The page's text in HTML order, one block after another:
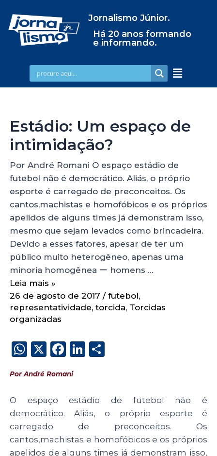
Jornalismo Júnior.
Há 20 anos formando
e informando.
Estádio: Um espaço de
intimidação?
Por André Romani O espaço estádio de
futebol não é democrático. Aliás, o próprio
esporte é carregado de preconceitos. Os
cantos,machistas e homofóbicos e os próprios
apelidos de alguns times já demonstram isso,
mesmo que sejam levados como brincadeira.
Devido a esses fatores, apesar de ter um
público muito heterogêneo, apenas uma
minoria homogênea ー homens …
Leia mais »
26 de agosto de 2017 / futebol,
representatividade, torcida, Torcidas
organizadas
W
a
ts
A
p
p
X
F
c
e
b
o
Li
e
dI
n
re
Por André Romani
O espaço estádio de futebol não é
democrático. Aliás, o próprio esporte é
carregado de preconceitos. Os
cantos,machistas e homofóbicos e os próprios
apelidos de alguns times já demonstram isso,